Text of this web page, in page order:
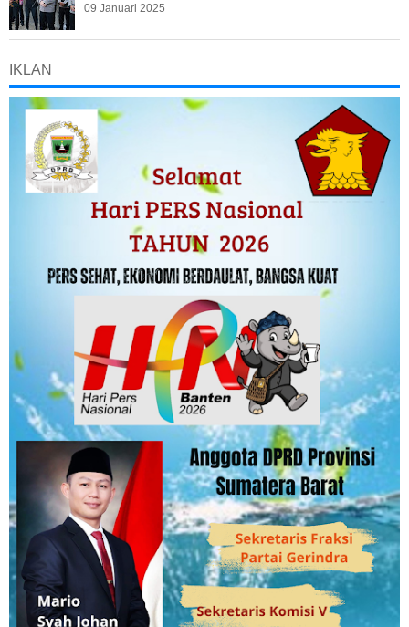
09 Januari 2025
IKLAN